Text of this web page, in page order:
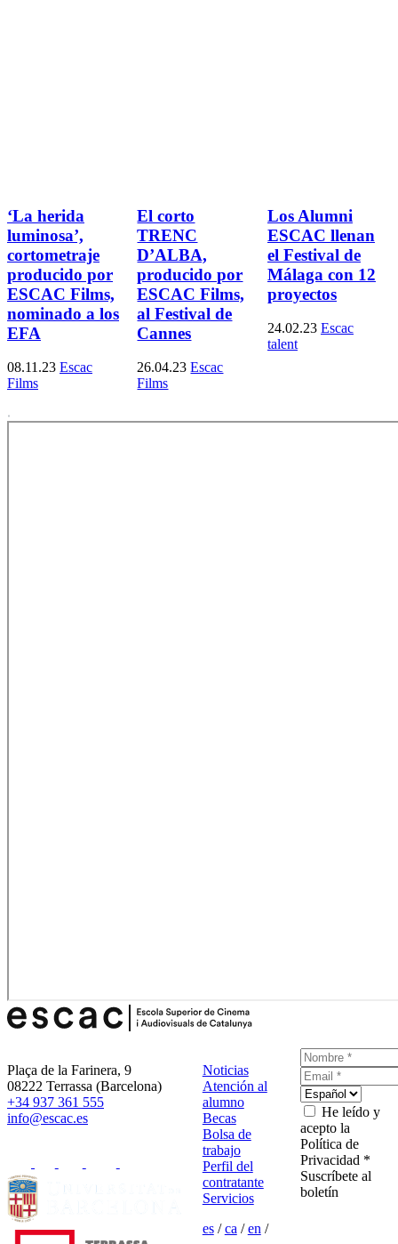
‘La herida
luminosa’,
cortometraje
producido por
ESCAC Films,
nominado a los
EFA
08.11.23 Escac
Films
El corto
TRENC
D’ALBA,
producido por
ESCAC Films,
al Festival de
Cannes
26.04.23 Escac
Films
Los Alumni
ESCAC llenan
el Festival de
Málaga con 12
proyectos
24.02.23 Escac
talent
Plaça de la Farinera, 9
08222 Terrassa (Barcelona)
+34 937 361 555
info@escac.es
Noticias
Atención al
alumno
Becas
Bolsa de
trabajo
Perfil del
contratante
Servicios
es/ca /en /
He leído y
acepto la
Política de
Privacidad *
Suscríbete al
boletín